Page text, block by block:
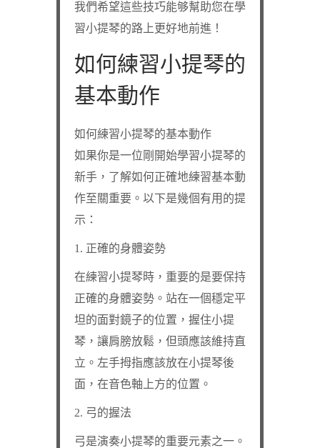
我們希望這些技巧能够幫助您在學
習小提琴的路上更好地前進！
如何練習小提琴的
基本動作
如何練習小提琴的基本動作
如果你是一位剛開始學習小提琴的
新手，了解如何正確地練習基本動
作至關重要。以下是幾個有用的提
示：
1. 正確的身體姿勢
在練習小提琴時，重要的是要保持
正確的身體姿勢。站在一個穩定平
坦的面對鏡子的位置，握住小提
琴，讓肩膀放鬆，但頭應該維持直
立。左手拇指應該放在小提琴後
面，在音色軸上方的位置。
2. 弓的握法
弓是演奏小提琴的重要元素之一。